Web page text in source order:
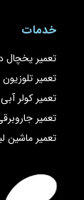
خدمات
تعمیر یخچال
تعمیر
تعمیر کولر
تعمیر
تعمیر ماشین